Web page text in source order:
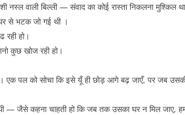
नस्ल वाली बिल्ली — संवाद का कोई रास्ता निकलना मुश्किल
से भटक जो गई थी ।
रही हो।
कुछ खोज रही हो।
पल को सोचा कि इसे यूँ ही छोड़ आगे बढ़ जाएँ, पर जब
थी — जैसे कहना चाहती हो कि जब तक उसका घर न मिल जाए,